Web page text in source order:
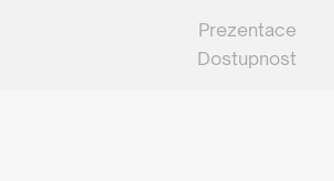
Prezentace
Dostupnost